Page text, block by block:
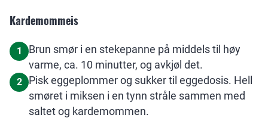
Kardemommeis
1
Brun smør i en stekepanne på middels til høy
varme, ca. 10 minutter, og avkjøl det.
2
Pisk eggeplommer og sukker til eggedosis. Hell
smøret i miksen i en tynn stråle sammen med
saltet og kardemommen.